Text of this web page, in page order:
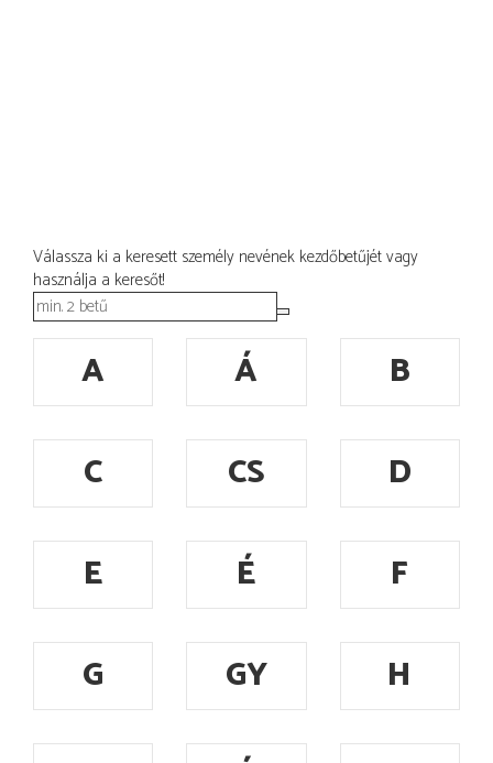
Válassza ki a keresett személy nevének kezdőbetűjét vagy
használja a keresőt!
A Á
B
C
CS
D
E
É
F
G
GY
H